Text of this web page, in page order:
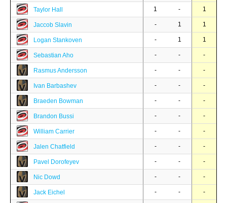
Taylor Hall 1 - 1
Jaccob Slavin - 1 1
Logan Stankoven - 1 1
Sebastian Aho - - -
Rasmus Andersson - - -
Ivan Barbashev - - -
Braeden Bowman - - -
Brandon Bussi - - -
William Carrier - - -
Jalen Chatfield - - -
Pavel Dorofeyev - - -
Nic Dowd - - -
Jack Eichel - - -